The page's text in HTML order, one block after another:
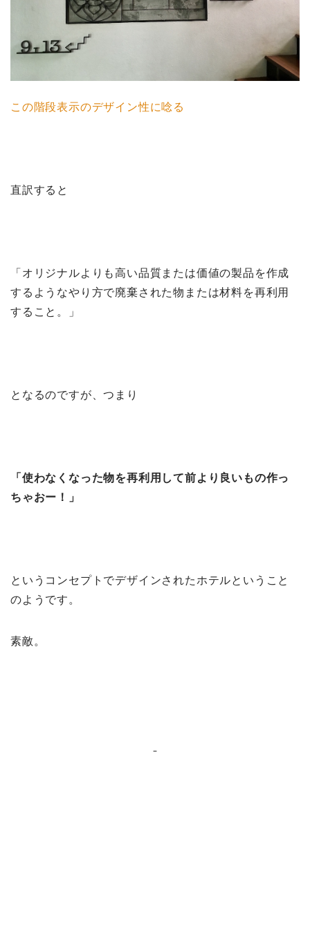
この階段表示のデザイン性に唸る
直訳すると
「オリジナルよりも高い品質または価値の製品を作成
するようなやり方で廃棄された物または材料を再利用
すること。」
となるのですが、つまり
「使わなくなった物を再利用して前より良いもの作っ
ちゃおー！」
というコンセプトでデザインされたホテルということ
のようです。
素敵。